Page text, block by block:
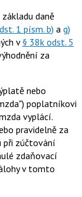
daně
1 písm. b) a g)
v§ 38k odst. 5
za
nebo
poplatníkovi
vyplácí.
pravidelně za
při zúčtování
zdaňovací
v tomto